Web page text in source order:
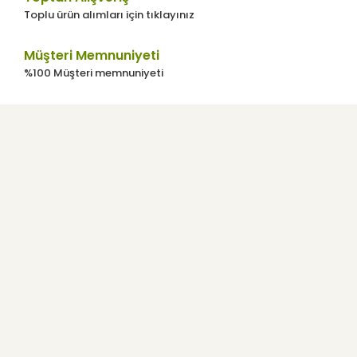
da gayet uygun.Herkese tavsiye ederim.
Teslimat çok hızlı
Toplu ürün alımları için tıklayınız
Müşteri Memnuniyeti
%100 Müşteri memnuniyeti